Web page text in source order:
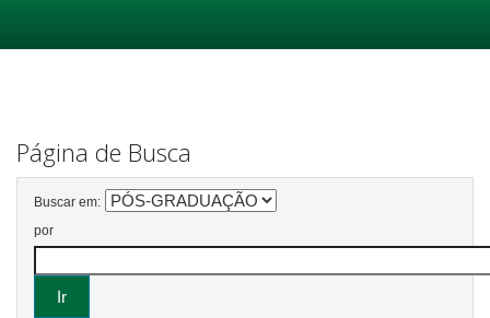
Página de Busca
Buscar em:
por